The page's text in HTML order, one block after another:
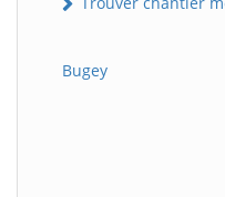
Bugey